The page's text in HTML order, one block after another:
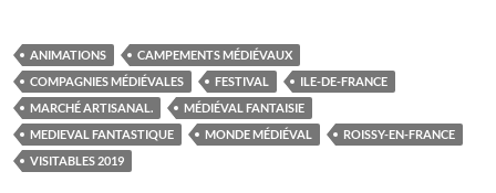
ANIMATIONS
CAMPEMENTS MÉDIÉVAUX
COMPAGNIES MÉDIÉVALES
FESTIVAL
ILE-DE-FRANCE
MARCHÉ ARTISANAL.
MÉDIÉVAL FANTAISIE
MEDIEVAL FANTASTIQUE
MONDE MÉDIÉVAL
ROISSY-EN-FRANCE
VISITABLES 2019